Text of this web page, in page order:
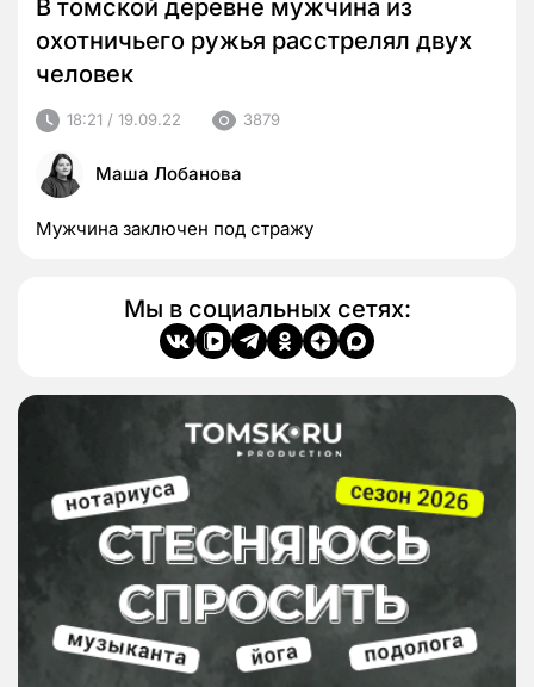
В томской деревне мужчина из
охотничьего ружья расстрелял двух
человек
18:21 / 19.09.22 3879
Маша Лобанова
Мужчина заключен под стражу
Мы в социальных сетях: